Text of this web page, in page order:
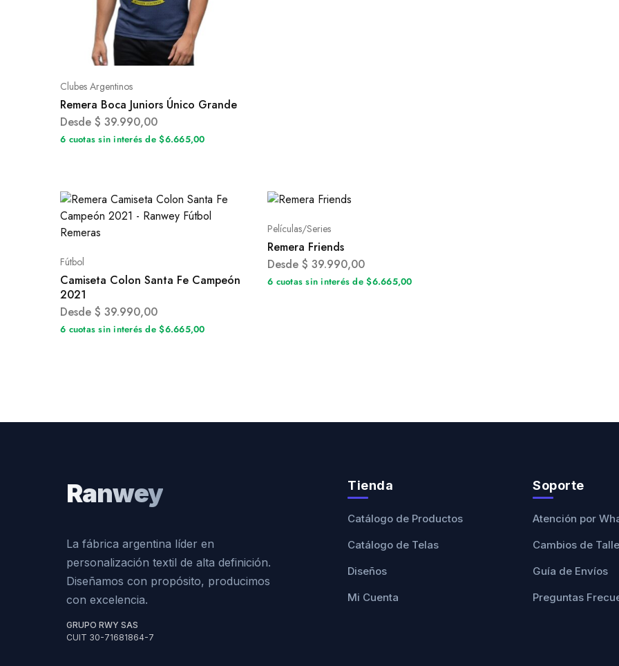
Clubes Argentinos
Remera Boca Juniors Único Grande
Desde $ 39.990,00
6 cuotas sin interés de $6.665,00
Fútbol
Camiseta Colon Santa Fe Campeón
2021
Desde $ 39.990,00
6 cuotas sin interés de $6.665,00
Películas/Series
Remera Friends
Desde $ 39.990,00
6 cuotas sin interés de $6.665,00
Ranwey
La fábrica argentina líder en
personalización textil de alta definición.
Diseñamos con propósito, producimos
con excelencia.
GRUPO RWY SAS
CUIT 30-71681864-7
Tienda
Catálogo de Productos
Catálogo de Telas
Diseños
Mi Cuenta
Soporte
Atención por
Cambios de
Guía de Envíos
Preguntas